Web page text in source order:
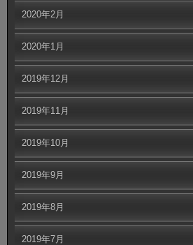
2020年2月
2020年1月
2019年12月
2019年11月
2019年10月
2019年9月
2019年8月
2019年7月